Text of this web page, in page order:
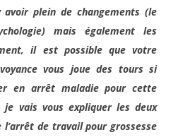
plein de changements (le
mais également les
il est possible que votre
vous joue des tours si
en arrêt maladie pour cette
vais vous expliquer les deux
de travail pour grossesse